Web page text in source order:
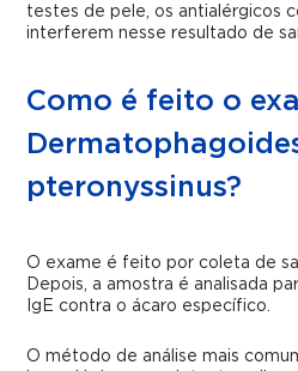
testes de pele, os antialérgicos
interferem nesse resultado de
Como é feito o
pteronyssinus?
O exame é feito por coleta de
Depois, a amostra é analisada
IgE contra o ácaro específico.
O método de análise mais